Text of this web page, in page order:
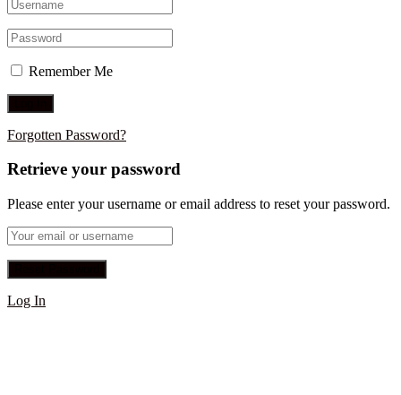
Remember Me
Forgotten Password?
Retrieve your password
Please enter your username or email address to reset your password.
Log In